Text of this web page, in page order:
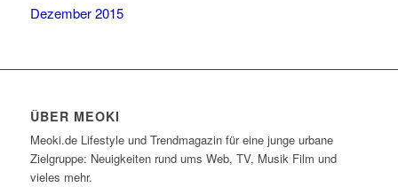
Dezember 2015
ÜBER MEOKI
Meoki.de Lifestyle und Trendmagazin für eine junge urbane
Zielgruppe: Neuigkeiten rund ums Web, TV, Musik Film und
vieles mehr.